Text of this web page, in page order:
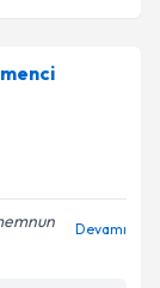
Devamı